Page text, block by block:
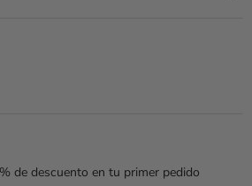
de descuento en tu primer pedido